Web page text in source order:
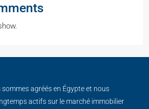
agréés en Égypte et nous
actifs sur le marché immobilier